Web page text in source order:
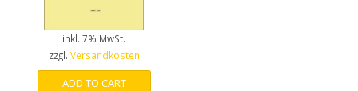
inkl. 7% MwSt.
zzgl. Versandkosten
ADD TO CART